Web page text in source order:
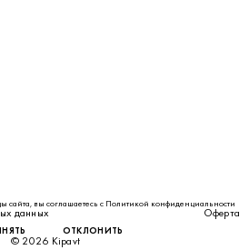
данных
Оферта
© 2026 Kipavt
вы соглашаетесь с Политикой конфиденциальности
ОТКЛОНИТЬ